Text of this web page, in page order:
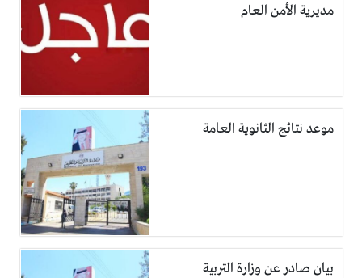
مديرية الأمن العام
موعد نتائج الثانوية العامة
بيان صادر عن وزارة التربية